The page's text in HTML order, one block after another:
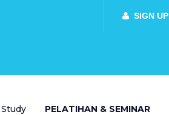
SIGN UP
PELATIHAN & SEMINAR